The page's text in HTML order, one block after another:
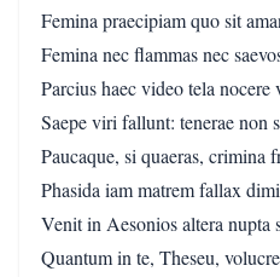
Femina praecipiam quo sit
Femina nec flammas nec
Parcius haec video tela nocere
Saepe viri fallunt: tenerae non
Paucaque, si quaeras, crimina
Phasida iam matrem fallax
Venit in Aesonios altera nupta
Quantum in te, Theseu,